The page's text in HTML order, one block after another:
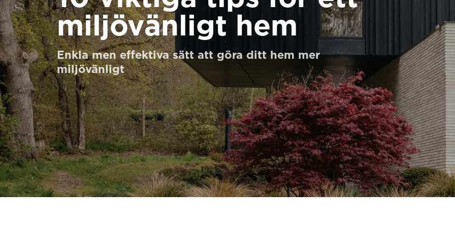
Beställ ett Digitalt HomeKit
Be om ett offertförslag
Kontakta oss
Anmälan till nyhetsbrev
FAQ
miljövänligt hem
Enkla men effektiva sätt att göra ditt hem mer
miljövänligt